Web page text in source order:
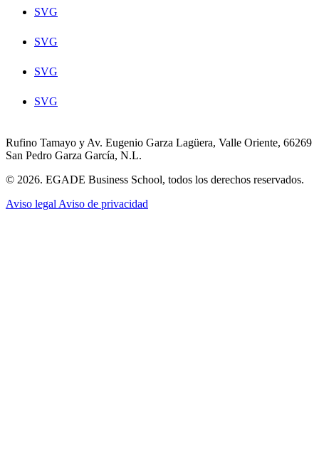
SVG
SVG
SVG
SVG
Rufino Tamayo y Av. Eugenio Garza Lagüera, Valle Oriente, 66269
San Pedro Garza García, N.L.
© 2026. EGADE Business School, todos los derechos reservados.
Aviso legal Aviso de privacidad